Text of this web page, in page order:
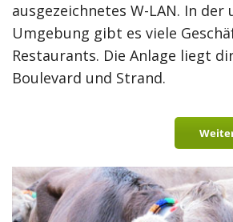
ausgezeichnetes W-LAN. In
Umgebung gibt es viele
Restaurants. Die Anlage liegt
Boulevard und Strand.